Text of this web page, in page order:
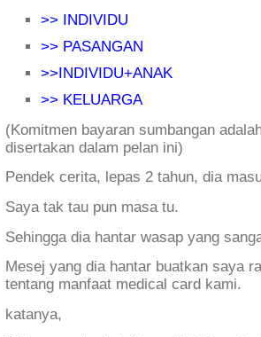
>> INDIVIDU
>> PASANGAN
>>INDIVIDU+ANAK
>> KELUARGA
(Komitmen bayaran sumbangan
disertakan dalam pelan ini)
Pendek cerita, lepas 2 tahun, dia
Saya tak tau pun masa tu.
Sehingga dia hantar wasap yang
Mesej yang dia hantar buatkan saya
tentang manfaat medical card kami.
katanya,